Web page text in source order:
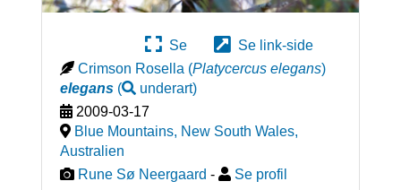
Se
Se link-side
Crimson Rosella (Platycercus elegans)
elegans( underart)
2009-03-17
Blue Mountains, New South Wales,
Australien
Rune Sø Neergaard - Se profil